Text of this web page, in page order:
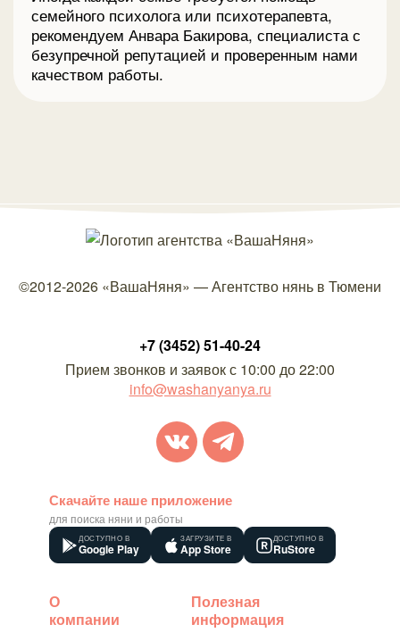
семейного психолога или психотерапевта,
рекомендуем Анвара Бакирова, специалиста с
безупречной репутацией и проверенным нами
качеством работы.
©2012-2026 «ВашаНяня» —Агентство нянь в Тюмени
+7 (3452) 51-40-24
Прием звонков и заявок с 10:00 до 22:00
info@washanyanya.ru
Скачайте наше приложение
для поиска няни и работы
ДОСТУПНО В
Google Play
ЗАГРУЗИТЕ В
App Store
ДОСТУПНО В
RuStore
О
компании
Полезная
информация